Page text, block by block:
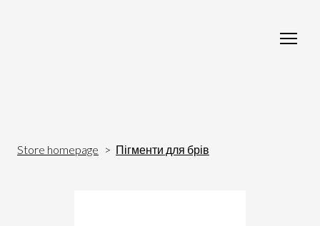
Store homepage Пігменти для брів